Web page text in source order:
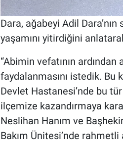
Dara, ağabeyi Adil
yaşamını yitirdiğini
“Abimin vefatının
faydalanmasını istedik. Bu
Devlet Hastanesi’nde bu
ilçemize kazandırmaya
Neslihan Hanım ve
Bakım Ünitesi’nde